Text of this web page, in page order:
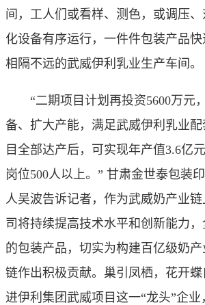
间，工人们或看样、测色，或调压
化设备有序运行，一件件包装产品
相隔不远的武威伊利乳业生产车间。
“二期项目计划再投资5600万元
备、扩大产能，满足武威伊利乳业
目全部达产后，可实现年产值3.6亿
岗位500人以上。” 甘肃金世泰包装
人吴波告诉记者，作为武威奶产业
司将持续提高技术水平和创新能力
的包装产品，切实为构建百亿级奶
链作出积极贡献。巢引凤栖，花开蝶
进伊利集团武威项目这一“龙头”企